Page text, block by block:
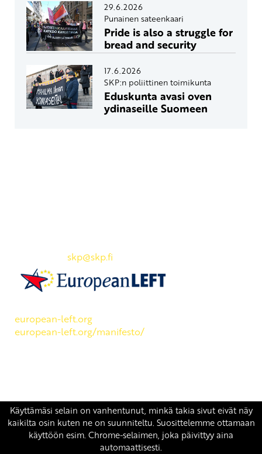
29.6.2026
Punainen sateenkaari
Pride is also a struggle for
bread and security
17.6.2026
SKP:n poliittinen toimikunta
Eduskunta avasi oven
ydinaseille Suomeen
skp@skp.fi
european-left.org
european-left.org/manifesto/
Copyright 2026 © SKP| Tietosuojaseloste